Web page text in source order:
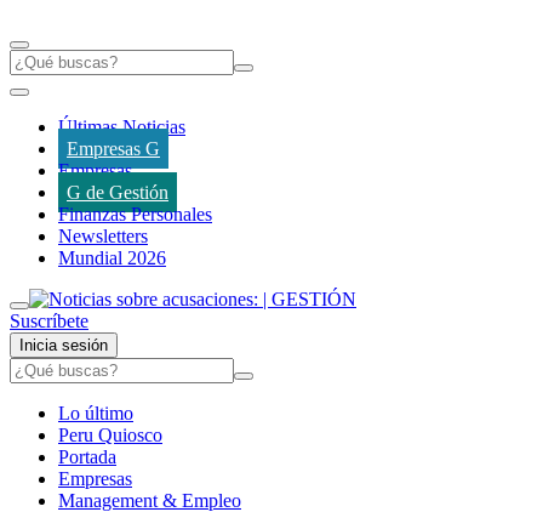
Últimas Noticias
Empresas G
Empresas
G de Gestión
Finanzas Personales
Newsletters
Mundial 2026
Suscríbete
Inicia sesión
Lo último
Peru Quiosco
Portada
Empresas
Management & Empleo